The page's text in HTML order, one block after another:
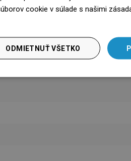
cookie v súlade s našimi
ODMIETNUŤ VŠETKO